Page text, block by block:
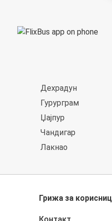
Дехрадун
Гурурграм
Џајпур
Чандигар
Лакнао
Грижа за